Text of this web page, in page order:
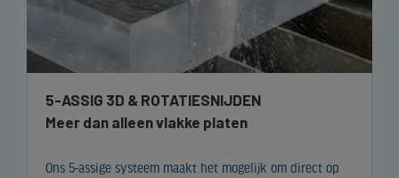
5-ASSIG 3D & ROTATIESNIJDEN
Meer dan alleen vlakke platen
Ons 5-assige systeem maakt het mogelijk om direct op